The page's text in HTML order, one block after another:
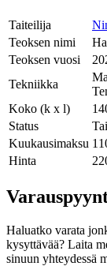
Taiteilija
Teoksen nimi
Teoksen vuosi
Tekniikka
Koko (k x l)
Status
Kuukausimaksu
Hinta
Haluatko varata
kysyttävää? Laita
sinuun yhteydessä